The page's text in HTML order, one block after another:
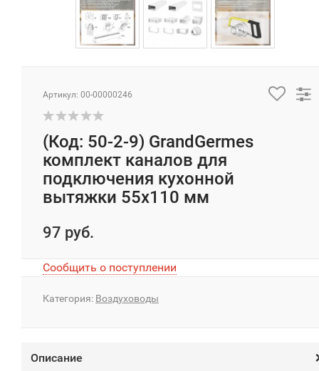
Артикул: 00-00000246
(Код: 50-2-9) GrandGermes
комплект каналов для
подключения кухонной
вытяжки 55х110 мм
97 руб.
Сообщить о поступлении
Категория: Воздуховоды
Описание